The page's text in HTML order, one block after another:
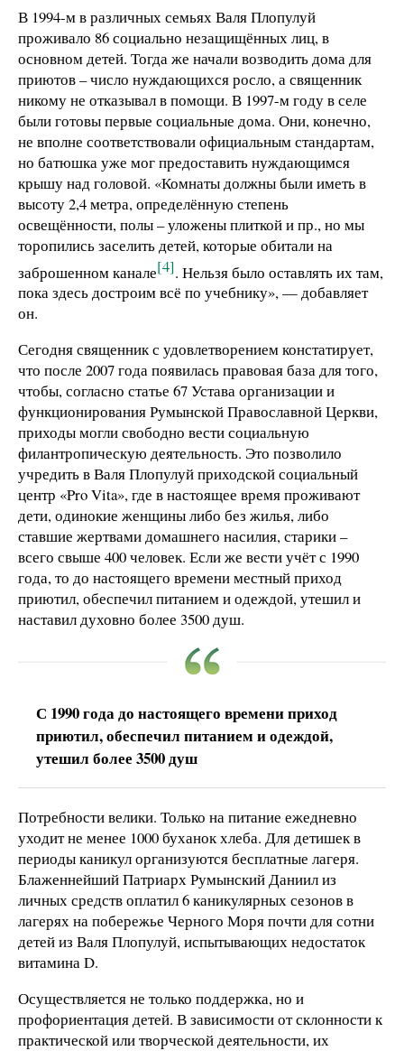
В 1994-м в различных семьях Валя Плопулуй
проживало 86 социально незащищённых лиц, в
основном детей. Тогда же начали возводить дома для
приютов – число нуждающихся росло, а священник
никому не отказывал в помощи. В 1997-м году в селе
были готовы первые социальные дома. Они, конечно,
не вполне соответствовали официальным стандартам,
но батюшка уже мог предоставить нуждающимся
крышу над головой. «Комнаты должны были иметь в
высоту 2,4 метра, определённую степень
освещённости, полы – уложены плиткой и пр., но мы
торопились заселить детей, которые обитали на
заброшенном канале[4]. Нельзя было оставлять их там,
пока здесь достроим всё по учебнику», — добавляет
он.
Сегодня священник с удовлетворением констатирует,
что после 2007 года появилась правовая база для того,
чтобы, согласно статье 67 Устава организации и
функционирования Румынской Православной Церкви,
приходы могли свободно вести социальную
филантропическую деятельность. Это позволило
учредить в Валя Плопулуй приходской социальный
центр «Pro Vita», где в настоящее время проживают
дети, одинокие женщины либо без жилья, либо
ставшие жертвами домашнего насилия, старики –
всего свыше 400 человек. Если же вести учёт с 1990
года, то до настоящего времени местный приход
приютил, обеспечил питанием и одеждой, утешил и
наставил духовно более 3500 душ.
С 1990 года до настоящего времени приход
приютил, обеспечил питанием и одеждой,
утешил более 3500 душ
Потребности велики. Только на питание ежедневно
уходит не менее 1000 буханок хлеба. Для детишек в
периоды каникул организуются бесплатные лагеря.
Блаженнейший Патриарх Румынский Даниил из
личных средств оплатил 6 каникулярных сезонов в
лагерях на побережье Черного Моря почти для сотни
детей из Валя Плопулуй, испытывающих недостаток
витамина D.
Осуществляется не только поддержка, но и
профориентация детей. В зависимости от склонности к
практической или творческой деятельности, их